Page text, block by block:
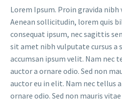
Lorem Ipsum. Proin gravida
Aenean sollicitudin, lorem quis
consequat ipsum, nec sagittis
sit amet nibh vulputate cursus a
accumsan ipsum velit. Nam nec
auctor a ornare odio. Sed non
auctor eu in elit. Nam nec tellus
ornare odio. Sed non mauris